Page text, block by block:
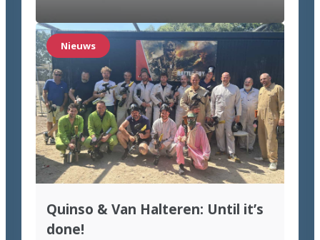
voor
wie
labeling
wil
moderniseren
Nieuws
Quinso & Van Halteren: Until it’s
done!